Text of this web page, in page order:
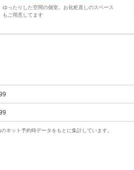
ゆったりした空間の個室。お化粧直しのスペース
もご用意してます
ット予約時データをもとに集計しています。